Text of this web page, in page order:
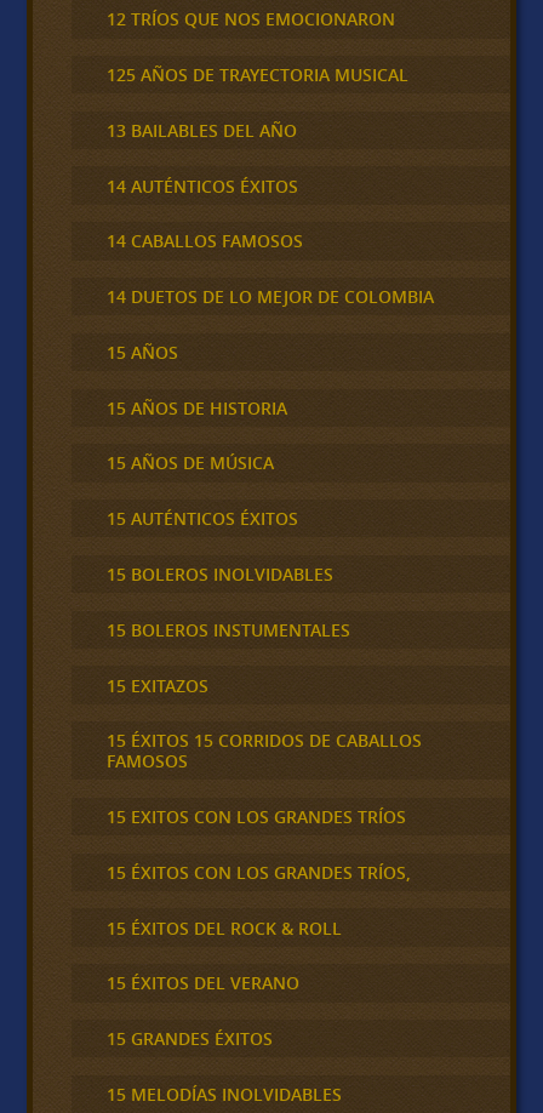
12 TRÍOS QUE NOS EMOCIONARON
125 AÑOS DE TRAYECTORIA MUSICAL
13 BAILABLES DEL AÑO
14 AUTÉNTICOS ÉXITOS
14 CABALLOS FAMOSOS
14 DUETOS DE LO MEJOR DE COLOMBIA
15 AÑOS
15 AÑOS DE HISTORIA
15 AÑOS DE MÚSICA
15 AUTÉNTICOS ÉXITOS
15 BOLEROS INOLVIDABLES
15 BOLEROS INSTUMENTALES
15 EXITAZOS
15 ÉXITOS 15 CORRIDOS DE CABALLOS
FAMOSOS
15 EXITOS CON LOS GRANDES TRÍOS
15 ÉXITOS CON LOS GRANDES TRÍOS,
15 ÉXITOS DEL ROCK & ROLL
15 ÉXITOS DEL VERANO
15 GRANDES ÉXITOS
15 MELODÍAS INOLVIDABLES